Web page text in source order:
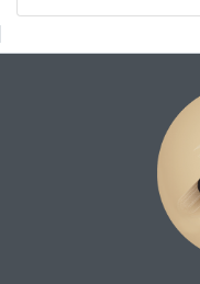
заходи
згоди).
дозволяють
та електронній
відповідність
зниження
Методи